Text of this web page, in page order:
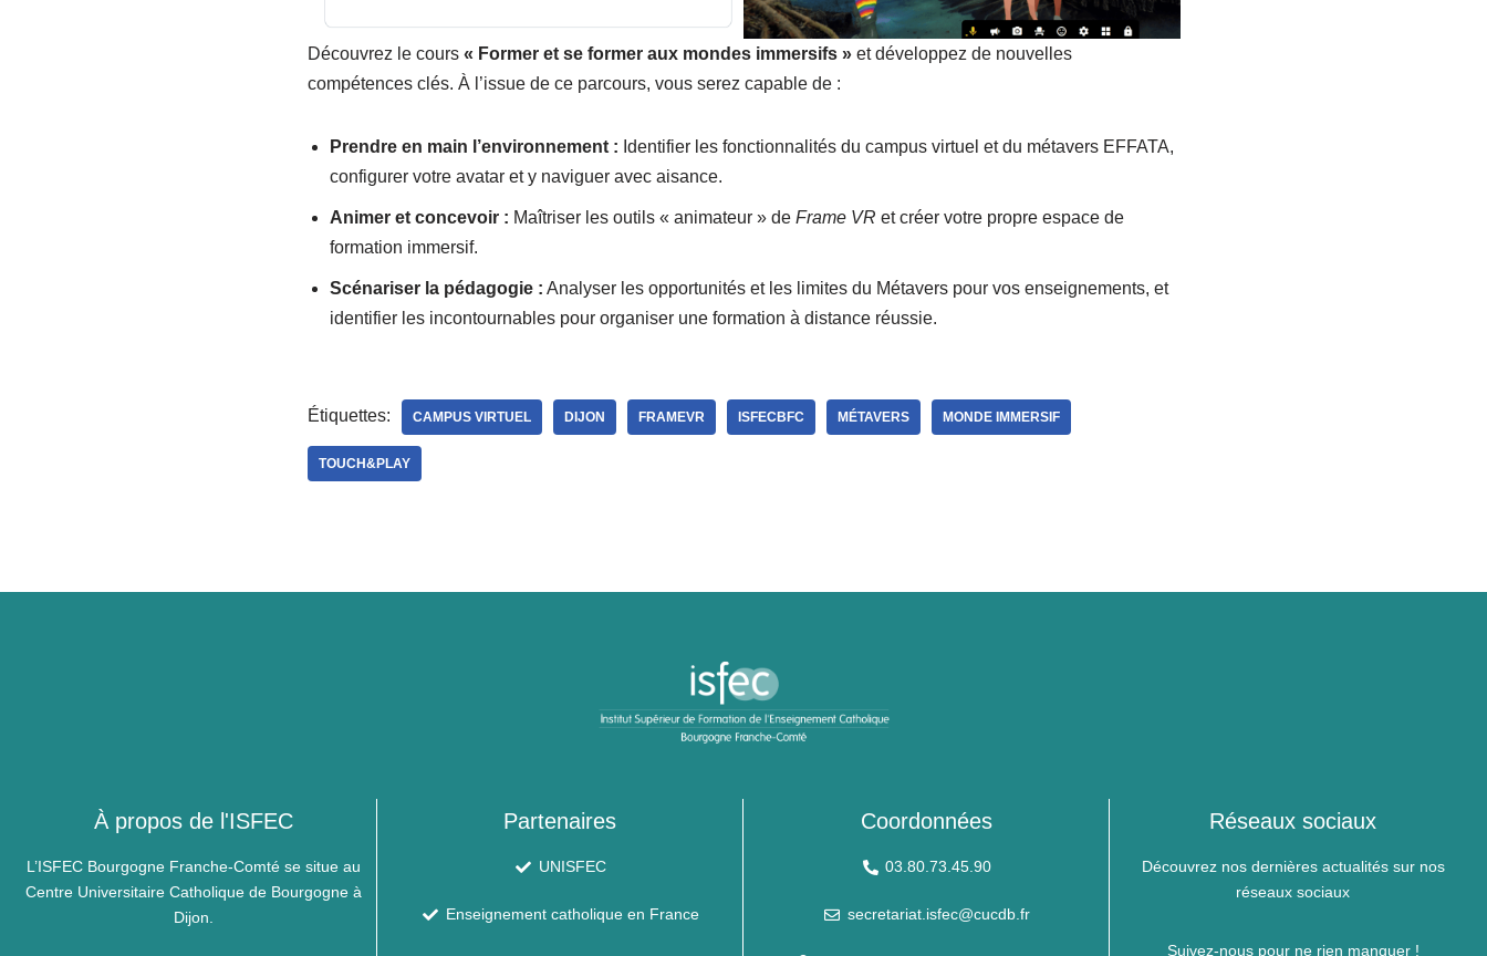
Découvrez le cours « Former et se former aux mondes immersifs »et développez de nouvelles
compétences clés. À l’issue de ce parcours, vous serez capable de :
Prendre en main l’environnement : Identifier les fonctionnalités du campus virtuel et du métavers EFFATA,
configurer votre avatar et y naviguer avec aisance.
Animer et concevoir : Maîtriser les outils « animateur » de Frame VR et créer votre propre espace de
formation immersif.
Scénariser la pédagogie : Analyser les opportunités et les limites du Métavers pour vos enseignements, et
identifier les incontournables pour organiser une formation à distance réussie.
Étiquettes: CAMPUS VIRTUEL DIJON FRAMEVR ISFECBFC MÉTAVERS MONDE IMMERSIF
TOUCH&PLAY
À propos de l'ISFEC
L’ISFEC Bourgogne Franche-Comté se situe au
Centre Universitaire Catholique de Bourgogne à
Dijon.
Partenaires
UNISFEC
Enseignement catholique en France
Coordonnées
03.80.73.45.90
secretariat.isfec@cucdb.fr
Réseaux sociaux
Découvrez nos dernières actualités sur nos
réseaux sociaux
Suivez-nous pour ne rien manquer !